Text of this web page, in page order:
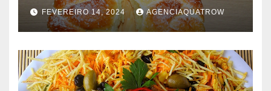
FEVEREIRO 14, 2024 AGENCIAQUATROW